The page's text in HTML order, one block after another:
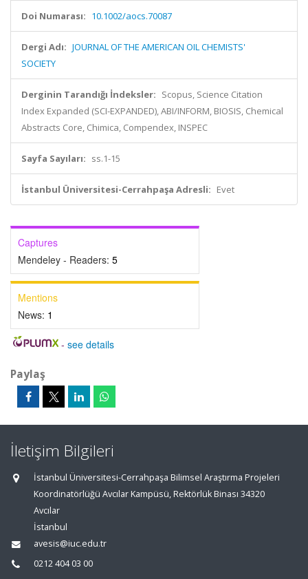
Doi Numarası: 10.1002/aocs.70087
Dergi Adı: JOURNAL OF THE AMERICAN OIL CHEMISTS'
SOCIETY
Derginin Tarandığı İndeksler: Scopus, Science Citation
Index Expanded (SCI-EXPANDED), ABI/INFORM, BIOSIS, Chemical
Abstracts Core, Chimica, Compendex, INSPEC
Sayfa Sayıları: ss.1-15
İstanbul Üniversitesi-Cerrahpaşa Adresli: Evet
Captures
Mendeley - Readers: 5
Mentions
News: 1
- see details
Paylaş
İletişim Bilgileri
İstanbul Üniversitesi-Cerrahpaşa Bilimsel Araştırma Projeleri
Koordinatörlüğü Avcılar Kampüsü, Rektörlük Binası 34320
Avcılar
İstanbul
avesis@iuc.edu.tr
0212 404 03 00